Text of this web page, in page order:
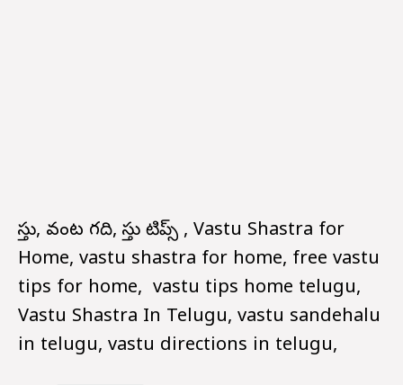
వాస్తు, వంట గది, వాస్తు టిప్స్ , Vastu Shastra for
Home, vastu shastra for home, free vastu
tips for home, vastu tips home telugu,
Vastu Shastra In Telugu, vastu sandehalu
in telugu, vastu directions in telugu,